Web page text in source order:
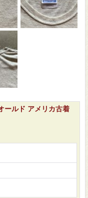
ールド アメリカ古着